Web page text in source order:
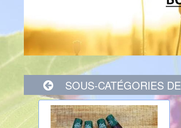
SOUS-CATÉGORIES DE